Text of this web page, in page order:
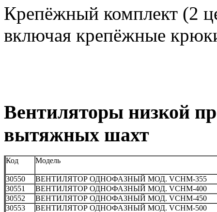
Крепёжный комплект (2
включая крепёжные
Вентиляторы низкой
вытяжных шахт
Код Модель
30550
ВЕНТИЛЯТОР ОДНОФАЗНЫЙ МОД. VCHM-355
30551
ВЕНТИЛЯТОР ОДНОФАЗНЫЙ МОД. VCHM-400
30552
ВЕНТИЛЯТОР ОДНОФАЗНЫЙ МОД. VCHM-450
30553
ВЕНТИЛЯТОР ОДНОФАЗНЫЙ МОД. VCHM-500